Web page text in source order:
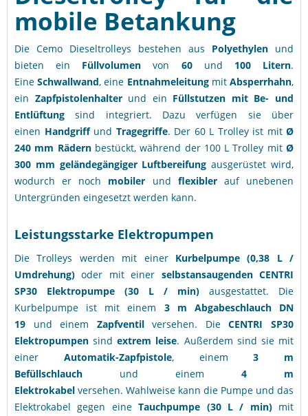
mobile Betankung
Die Cemo Dieseltrolleys bestehen aus Polyethylen und
bieten ein Füllvolumen von 60 und 100 Litern.
EineSchwallwand, eine EntnahmeleitungmitAbsperrhahn,
ein Zapfpistolenhalter und ein Füllstutzen mit Be- und
Entlüftung sind integriert. Dazu verfügen sie über
einen Handgriff und Tragegriffe. Der 60 L Trolley ist mit Ø
240 mm Rädern bestückt, während der 100 L Trolley mit Ø
300 mm geländegängiger Luftbereifungausgerüstet wird,
wodurch er noch mobiler und flexibler auf unebenen
Untergründen eingesetzt werden kann.
Leistungsstarke Elektropumpen
Die Trolleys werden mit einer Kurbelpumpe (0,38 L /
Umdrehung) oder mit einer selbstansaugendenCENTRI
SP30 Elektropumpe (30 L / min) ausgestattet. Die
Kurbelpumpe ist mit einem 3 m Abgabeschlauch DN
19 und einem Zapfventilversehen. DieCENTRI SP30
Elektropumpen sindextrem leise. Außerdem sind sie mit
einer Automatik-Zapfpistole, einem3 m
Befüllschlauch und einem 4 m
Elektrokabel versehen. Wahlweise kann die Pumpe und das
Elektrokabel gegen eineTauchpumpe (30 L / min)mit